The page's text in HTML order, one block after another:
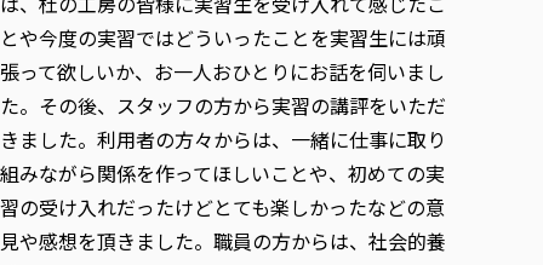
学びの特徴
学びの特徴
ICT教育
初年次教育（リエゾンゼミⅠ）
実学臨床教育（総合福祉学部のみ履修可能）
教育実践活動（教育学科学生のみ受講可能）
教員紹介・業績
学びのサポート
学びのサポート
学費（学部学科）
在学生インタビュー
ニュース一覧
東北福祉大学機関リポジトリ
東北福祉大学オープンアクセス方針
学生参加 × 産学官連携 ～ 「行学一如」の実践
社会貢献への取り組み
社会貢献・地域連携活動報告書
各種社会貢献活動の窓口
伝承講座「311『伝える／備える』次世代塾」
JICA草の根技術協力事業
被災地の子ども支援活動
自治体・団体等との主な協定
自治体・団体等との主な協定
研究所について
研究者のご紹介
学内ポータルシステム
Universal Passport
とや今度の実習ではどういったことを実習生には頑
張って欲しいか、お一人おひとりにお話を伺いまし
た。その後、スタッフの方から実習の講評をいただ
きました。利用者の方々からは、一緒に仕事に取り
組みながら関係を作ってほしいことや、初めての実
習の受け入れだったけどとても楽しかったなどの意
見や感想を頂きました。職員の方からは、社会的養